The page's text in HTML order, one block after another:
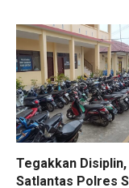
Tegakkan Disiplin,
Satlantas Polres